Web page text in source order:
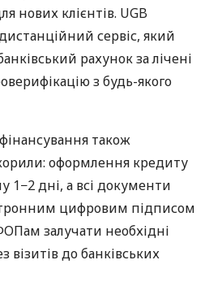
нових клієнтів. UGB
сервіс, який
рахунок за лічені
з будь-якого
також
оформлення кредиту
1−2 дні, а всі документи
цифровим підписом
залучати необхідні
до банківських